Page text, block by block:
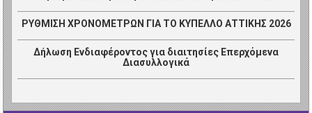
ΡΥΘΜΙΣΗ ΧΡΟΝΟΜΕΤΡΩΝ ΓΙΑ ΤΟ ΚΥΠΕΛΛΟ ΑΤΤΙΚΗΣ 2026
Δήλωση Ενδιαφέροντος για διαιτησίες Επερχόμενα
Διασυλλογικά